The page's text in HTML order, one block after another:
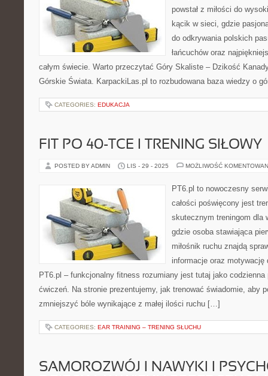
powstał z miłości do
kącik w sieci, gdzie
do odkrywania polskich
łańcuchów oraz
całym świecie. Warto przeczytać Góry Skaliste – Dzikość
Górskie Świata. KarpackiLas.pl to rozbudowana baza wiedzy o
CATEGORIES: EDUKACJA
FIT PO 40-TCE I TRENING SIŁOWY
POSTED BY ADMIN LIS - 29 - 2025 MOŻLIWOŚĆ
PT6.pl to nowoczesny
całości poświęcony jest
skutecznym treningom dla
gdzie osoba stawiająca
miłośnik ruchu znajdą
informacje oraz motywację
PT6.pl – funkcjonalny fitness rozumiany jest tutaj jako
ćwiczeń. Na stronie prezentujemy, jak trenować świadomie, aby
zmniejszyć bóle wynikające z małej ilości ruchu […]
CATEGORIES: EAR TRAINING – TRENING SŁUCHU
SAMOROZWÓJ I NAWYKI I